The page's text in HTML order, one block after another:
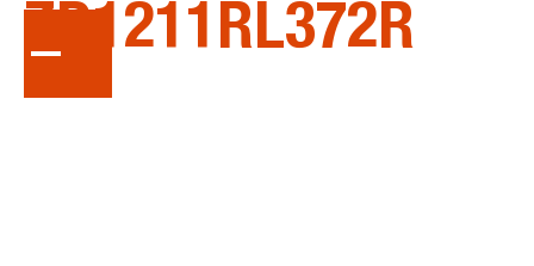
ZD1211RL372R